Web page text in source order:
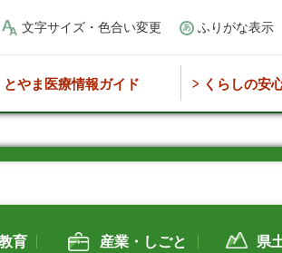
文字サイズ・色合い変更 ふりがな表示
とやま医療情報ガイド くらしの安
育 産業・しごと 県